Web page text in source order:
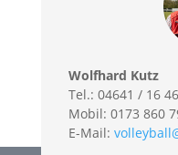
Wolfhard Kutz
Tel.: 04641 / 16 46
Mobil: 0173 860
E-Mail: